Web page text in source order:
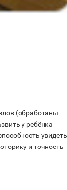
(обработаны
у ребёнка
увидеть
и точность